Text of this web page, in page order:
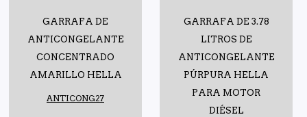
GARRAFA DE
ANTICONGELANTE
CONCENTRADO
AMARILLO HELLA
ANTICONG27
GARRAFA DE 3.78
LITROS DE
ANTICONGELANTE
PÚRPURA HELLA
PARA MOTOR
DIÉSEL